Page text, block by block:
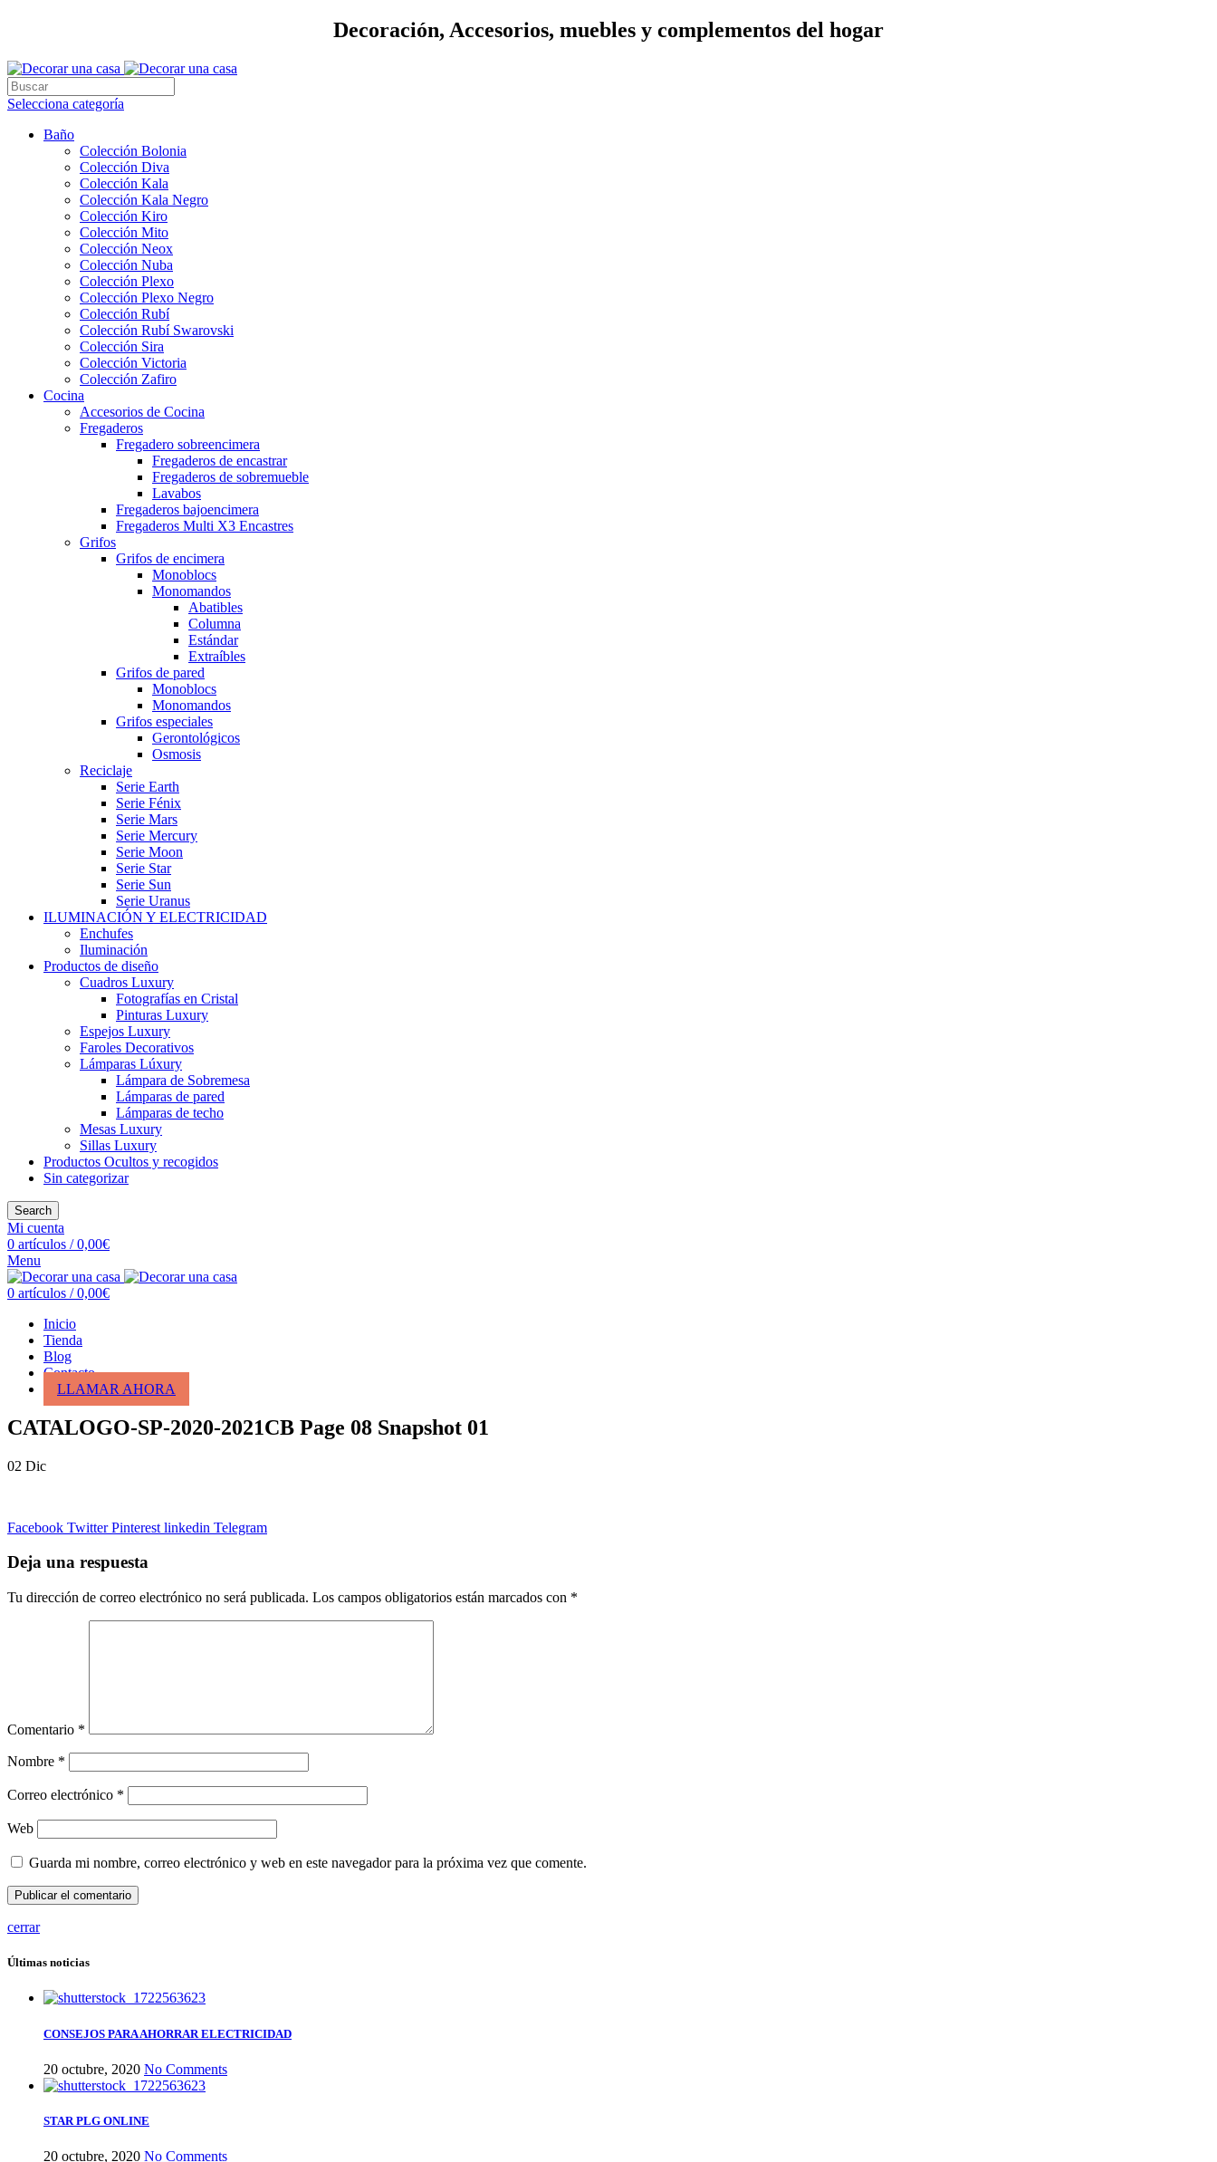
Decoración, Accesorios, muebles y complementos del hogar
Selecciona categoría
Baño
Colección Bolonia
Colección Diva
Colección Kala
Colección Kala Negro
Colección Kiro
Colección Mito
Colección Neox
Colección Nuba
Colección Plexo
Colección Plexo Negro
Colección Rubí
Colección Rubí Swarovski
Colección Sira
Colección Victoria
Colección Zafiro
Cocina
Accesorios de Cocina
Fregaderos
Fregadero sobreencimera
Fregaderos de encastrar
Fregaderos de sobremueble
Lavabos
Fregaderos bajoencimera
Fregaderos Multi X3 Encastres
Grifos
Grifos de encimera
Monoblocs
Monomandos
Abatibles
Columna
Estándar
Extraíbles
Grifos de pared
Monoblocs
Monomandos
Grifos especiales
Gerontológicos
Osmosis
Reciclaje
Serie Earth
Serie Fénix
Serie Mars
Serie Mercury
Serie Moon
Serie Star
Serie Sun
Serie Uranus
ILUMINACIÓN Y ELECTRICIDAD
Enchufes
Iluminación
Productos de diseño
Cuadros Luxury
Fotografías en Cristal
Pinturas Luxury
Espejos Luxury
Faroles Decorativos
Lámparas Lúxury
Lámpara de Sobremesa
Lámparas de pared
Lámparas de techo
Mesas Luxury
Sillas Luxury
Productos Ocultos y recogidos
Sin categorizar
Search
Mi cuenta
0 artículos / 0,00€
Menu
0 artículos / 0,00€
Inicio
Tienda
Blog
Contacto
LLAMAR AHORA
CATALOGO-SP-2020-2021CB Page 08 Snapshot 01
02 Dic
Facebook Twitter Pinterest linkedin Telegram
Deja una respuesta
Tu dirección de correo electrónico no será publicada. Los campos obligatorios están marcados con *
Comentario *
Nombre *
Correo electrónico *
Web
Guarda mi nombre, correo electrónico y web en este navegador para la próxima vez que comente.
cerrar
Últimas noticias
CONSEJOS PARA AHORRAR ELECTRICIDAD
20 octubre, 2020 No Comments
STAR PLG ONLINE
20 octubre, 2020 No Comments